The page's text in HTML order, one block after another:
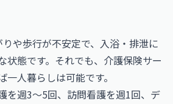
や歩行が不安定で、入浴・排泄に
状態です。それでも、介護保険サー
一人暮らしは可能です。
を週3〜5回、訪問看護を週1回、デ